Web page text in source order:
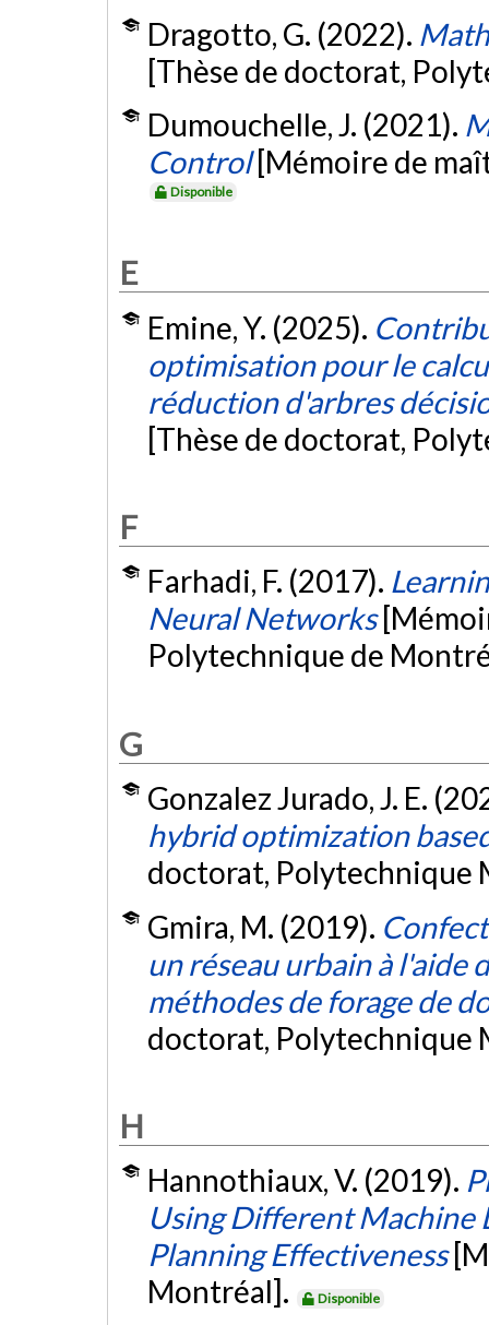
Dragotto, G. (2022).
[Thèse de doctorat,
Dumouchelle, J. (2021).
Control [Mémoire de
Disponible
E
Emine, Y. (2025).
optimisation pour le
réduction d'arbres
[Thèse de doctorat,
F
Farhadi, F. (2017).
Neural Networks
Polytechnique de
G
Gonzalez Jurado, J. E.
hybrid optimization
doctorat, Polytechnique
Gmira, M. (2019).
un réseau urbain à l'aide
méthodes de forage de
doctorat, Polytechnique
H
Hannothiaux, V. (2019).
Using Different Machine
Planning Effectiveness
Montréal].
Disponible